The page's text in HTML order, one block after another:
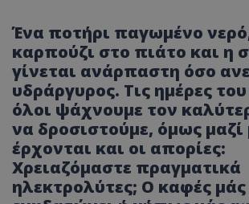
Ένα ποτήρι παγωμένο
καρπούζι στο πιάτο και η
γίνεται ανάρπαστη όσο
υδράργυρος. Τις ημέρες
όλοι ψάχνουμε τον
να δροσιστούμε, όμως μαζί
έρχονται και οι απορίες:
Χρειαζόμαστε πραγματικά
ηλεκτρολύτες; O καφές μάς